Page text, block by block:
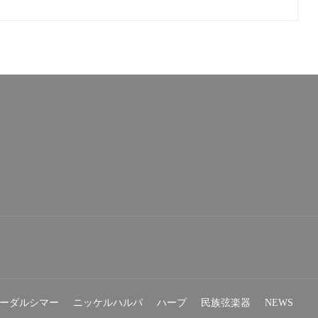
ダルシマー ニッケルハルパ ハープ 民族弦楽器 NEWS